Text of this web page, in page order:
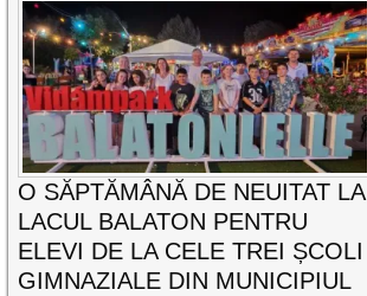
O SĂPTĂMÂNĂ DE NEUITAT LA
LACUL BALATON PENTRU
ELEVI DE LA CELE TREI ȘCOLI
GIMNAZIALE DIN MUNICIPIUL